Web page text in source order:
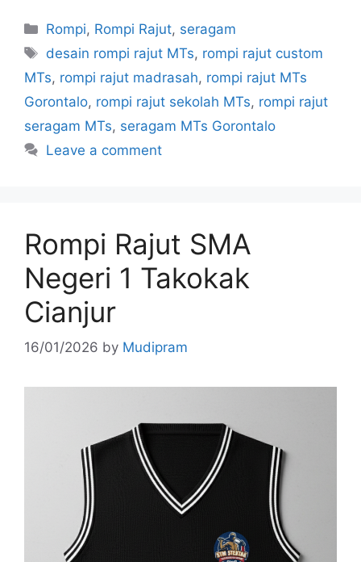
Rompi, Rompi Rajut, seragam
desain rompi rajut MTs, rompi rajut custom
MTs, rompi rajut madrasah, rompi rajut MTs
Gorontalo, rompi rajut sekolah MTs, rompi rajut
seragam MTs, seragam MTs Gorontalo
Leave a comment
Rompi Rajut SMA
Negeri 1 Takokak
Cianjur
16/01/2026 by Mudipram